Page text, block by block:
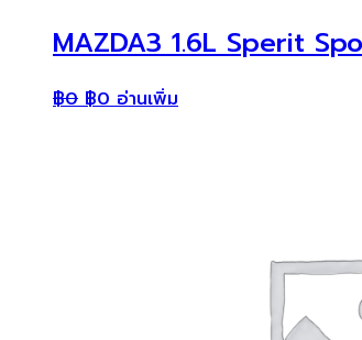
MAZDA3 1.6L Sperit
฿0 ฿0 อ่านเพิ่ม